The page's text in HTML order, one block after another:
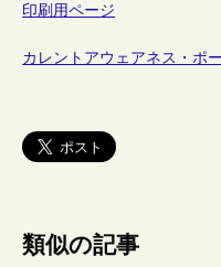
印刷用ページ
カレントアウェアネス・ポ
類似の記事